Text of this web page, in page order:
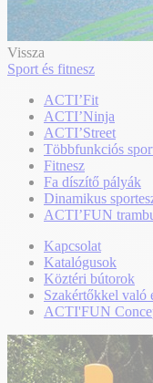
Vissza
Sport és fitnesz
ACTI’Fit
ACTI’Ninja
ACTI’Street
Többfunkciós
Fitnesz
Fa díszítő pályák
Dinamikus
ACTI’FUN
Kapcsolat
Katalógusok
Köztéri bútorok
Szakértőkkel való
ACTI'FUN